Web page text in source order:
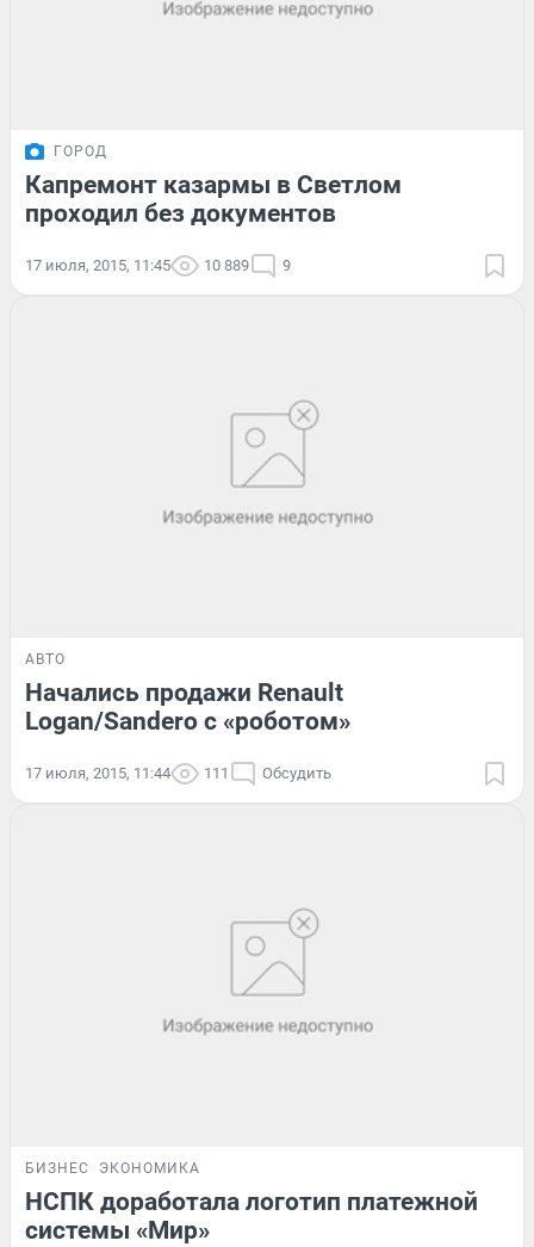
ГОРОД
Капремонт казармы в Светлом
проходил без документов
17 июля, 2015, 11:45 10 889 9
АВТО
Начались продажи Renault
Logan/Sandero с «роботом»
17 июля, 2015, 11:44 111 Обсудить
БИЗНЕС ЭКОНОМИКА
НСПК доработала логотип платежной
системы «Мир»